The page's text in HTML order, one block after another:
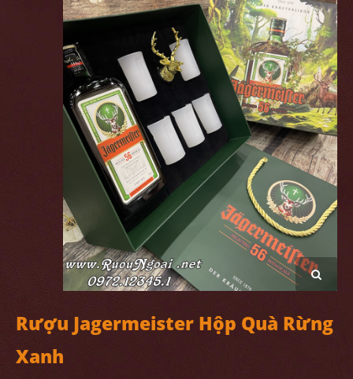
Rượu Jagermeister Hộp Quà Rừng
Xanh